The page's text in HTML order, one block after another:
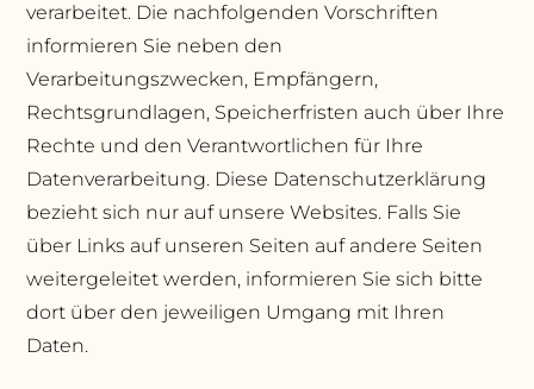
verarbeitet. Die nachfolgenden Vorschriften
informieren Sie neben den
Verarbeitungszwecken, Empfängern,
Rechtsgrundlagen, Speicherfristen auch über Ihre
Rechte und den Verantwortlichen für Ihre
Datenverarbeitung. Diese Datenschutzerklärung
bezieht sich nur auf unsere Websites. Falls Sie
über Links auf unseren Seiten auf andere Seiten
weitergeleitet werden, informieren Sie sich bitte
dort über den jeweiligen Umgang mit Ihren
Daten.